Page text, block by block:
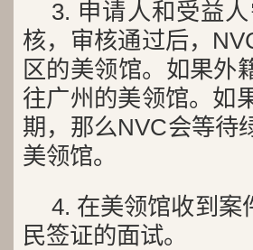
3. 申请人和受益
核，审核通过后，
区的美领馆。如果外
往广州的美领馆。如
期，那么NVC会等待
美领馆。
4. 在美领馆收到案
民签证的面试。